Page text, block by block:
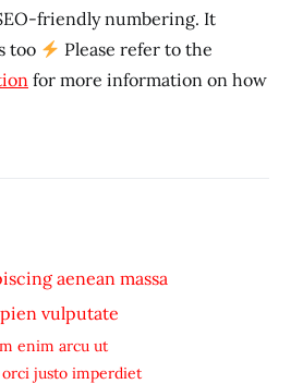
friendly numbering. It
too
Please refer to the
for more information on how
aenean massa
vulputate
enim arcu ut
justo imperdiet